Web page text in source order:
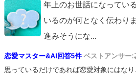
年上のお世話になってい
いるのが何となく伝わり
進みそうにな...
恋愛マスター&AI回答5件 ベストアンサー:
思っているだけであれば恋愛対象にはなり